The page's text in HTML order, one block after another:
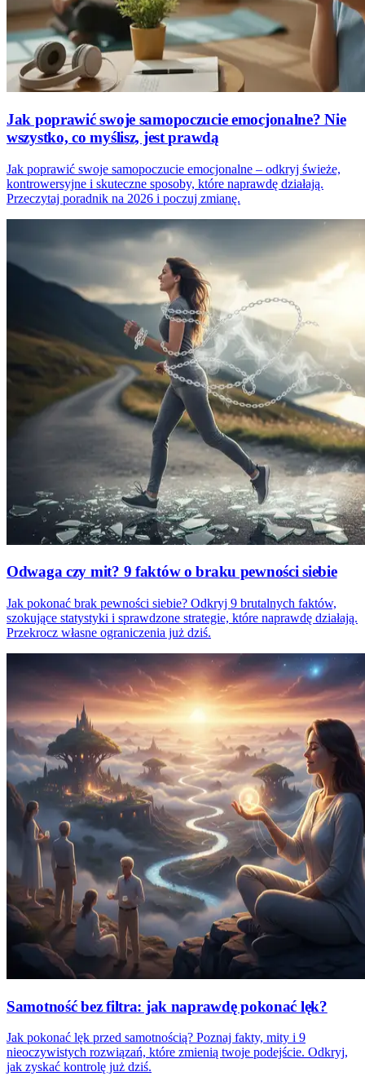
Jak poprawić swoje samopoczucie emocjonalne? Nie
wszystko, co myślisz, jest prawdą
Jak poprawić swoje samopoczucie emocjonalne – odkryj świeże,
kontrowersyjne i skuteczne sposoby, które naprawdę działają.
Przeczytaj poradnik na 2026 i poczuj zmianę.
Odwaga czy mit? 9 faktów o braku pewności siebie
Jak pokonać brak pewności siebie? Odkryj 9 brutalnych faktów,
szokujące statystyki i sprawdzone strategie, które naprawdę działają.
Przekrocz własne ograniczenia już dziś.
Samotność bez filtra: jak naprawdę pokonać lęk?
Jak pokonać lęk przed samotnością? Poznaj fakty, mity i 9
nieoczywistych rozwiązań, które zmienią twoje podejście. Odkryj,
jak zyskać kontrolę już dziś.